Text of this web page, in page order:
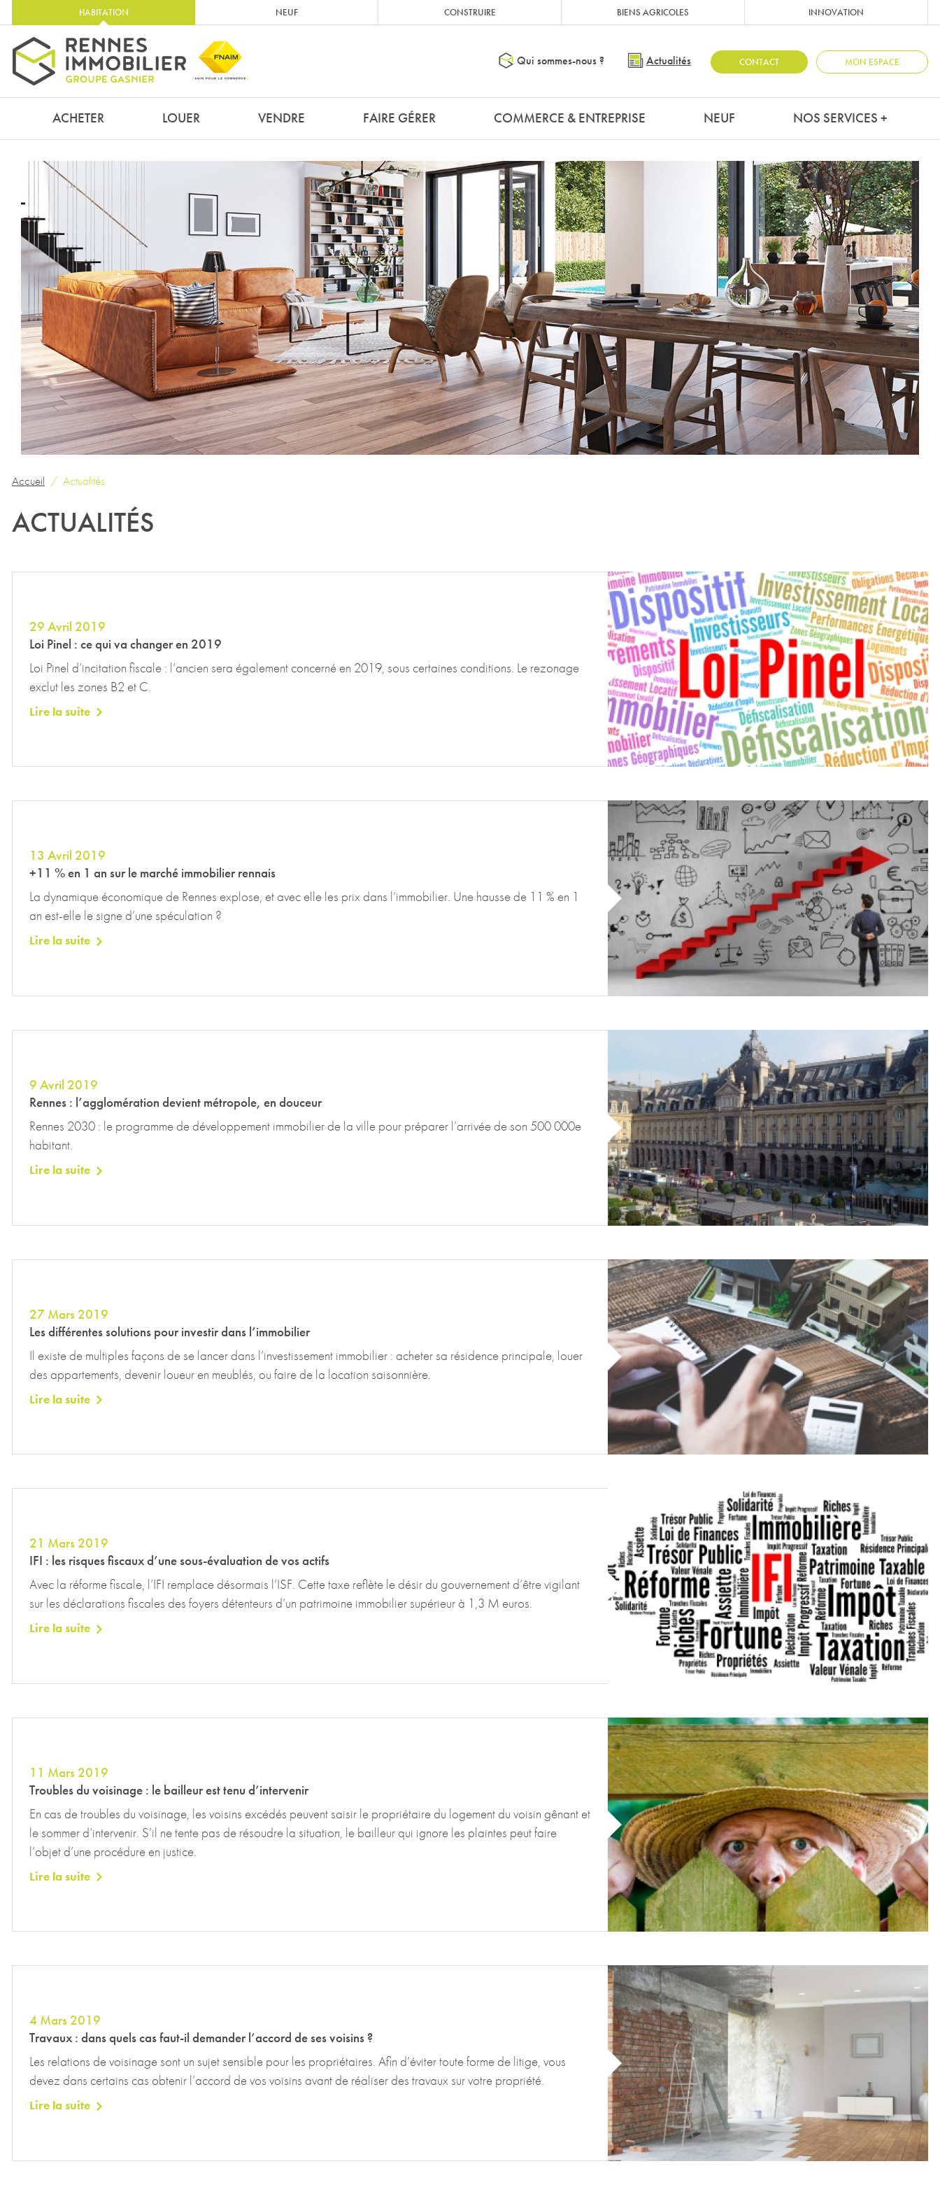
HABITATION NEUF CONSTRUIRE BIENS AGRICOLES INNOVATION
Qui sommes-nous ? Actualités CONTACT MON ESPACE
ACHETER LOUER VENDRE FAIRE GÉRER COMMERCE & ENTREPRISE NEUF NOS SERVICES +
Accueil Actualités
ACTUALITÉS
29 Avril 2019
Loi Pinel : ce qui va changer en 2019
Loi Pinel d’incitation fiscale : l’ancien sera également concerné en 2019, sous certaines conditions. Le rezonage
exclut les zones B2 et C.
Lire la suite
13 Avril 2019
+11 % en 1 an sur le marché immobilier rennais
La dynamique économique de Rennes explose, et avec elle les prix dans l’immobilier. Une hausse de 11 % en 1
an est-elle le signe d’une spéculation ?
Lire la suite
9 Avril 2019
Rennes : l’agglomération devient métropole, en douceur
Rennes 2030 : le programme de développement immobilier de la ville pour préparer l’arrivée de son 500 000e
habitant.
Lire la suite
27 Mars 2019
Les différentes solutions pour investir dans l’immobilier
Il existe de multiples façons de se lancer dans l’investissement immobilier : acheter sa résidence principale, louer
des appartements, devenir loueur en meublés, ou faire de la location saisonnière.
Lire la suite
21 Mars 2019
IFI : les risques fiscaux d’une sous-évaluation de vos actifs
Avec la réforme fiscale, l’IFI remplace désormais l’ISF. Cette taxe reflète le désir du gouvernement d’être vigilant
sur les déclarations fiscales des foyers détenteurs d’un patrimoine immobilier supérieur à 1,3 M euros.
Lire la suite
11 Mars 2019
Troubles du voisinage : le bailleur est tenu d’intervenir
En cas de troubles du voisinage, les voisins excédés peuvent saisir le propriétaire du logement du voisin gênant et
le sommer d’intervenir. S’il ne tente pas de résoudre la situation, le bailleur qui ignore les plaintes peut faire
l’objet d’une procédure en justice.
Lire la suite
4 Mars 2019
Travaux : dans quels cas faut-il demander l’accord de ses voisins ?
Les relations de voisinage sont un sujet sensible pour les propriétaires. Afin d’éviter toute forme de litige, vous
devez dans certains cas obtenir l’accord de vos voisins avant de réaliser des travaux sur votre propriété.
Lire la suite